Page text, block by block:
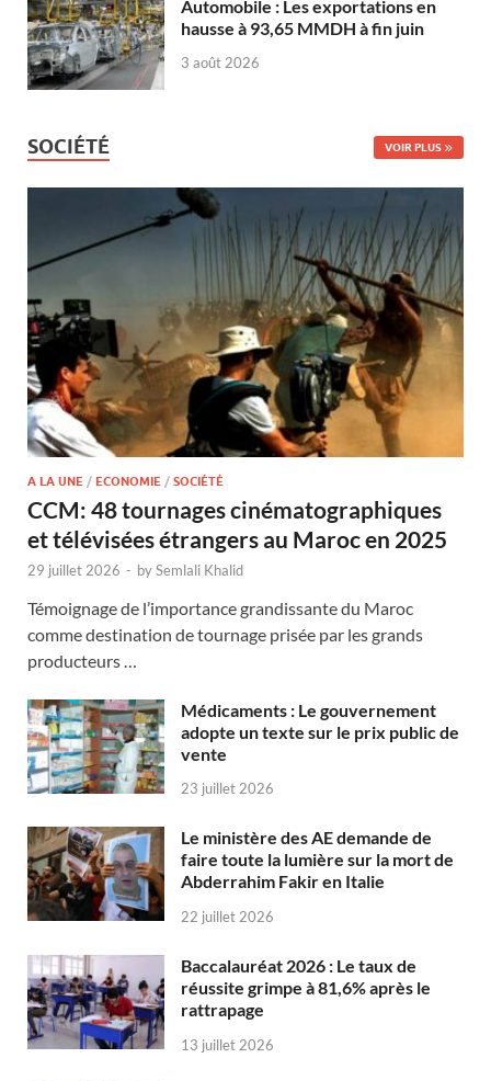
Automobile : Les exportations en
hausse à 93,65 MMDH à fin juin
3 août 2026
SOCIÉTÉ VOIR PLUS
A LA UNE / ECONOMIE / SOCIÉTÉ
CCM: 48 tournages cinématographiques
et télévisées étrangers au Maroc en 2025
29 juillet 2026 - bySemlali Khalid
Témoignage de l’importance grandissante du Maroc
comme destination de tournage prisée par les grands
producteurs …
Médicaments : Le gouvernement
adopte un texte sur le prix public de
vente
23 juillet 2026
Le ministère des AE demande de
faire toute la lumière sur la mort de
Abderrahim Fakir en Italie
22 juillet 2026
Baccalauréat 2026 : Le taux de
réussite grimpe à 81,6% après le
rattrapage
13 juillet 2026